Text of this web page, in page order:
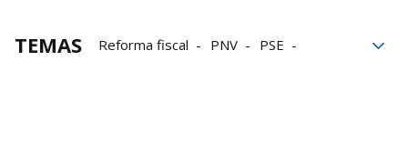
TEMAS Reforma fiscal PNV
PSE